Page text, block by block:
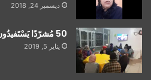
ديسمبر 24, 2018
50 مُشرّدًا يَسْتَفيدُون من “عملية دفء” بخريبكة
يناير 5, 2019